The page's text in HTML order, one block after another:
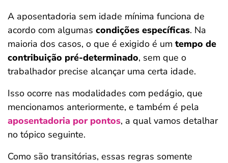
A aposentadoria sem idade mínima funciona de
acordo com algumas condições específicas. Na
maioria dos casos, o que é exigido é um tempo de
contribuição pré-determinado, sem que o
trabalhador precise alcançar uma certa idade.
Isso ocorre nas modalidades com pedágio, que
mencionamos anteriormente, e também é pela
aposentadoria por pontos, a qual vamos detalhar
no tópico seguinte.
Como são transitórias, essas regras somente